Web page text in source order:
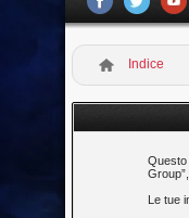
Indice
Questo
Le tue